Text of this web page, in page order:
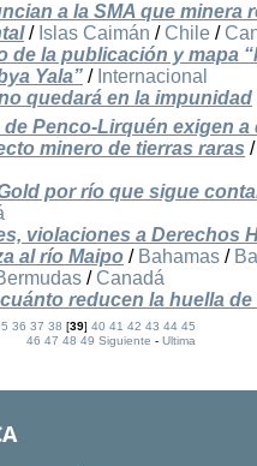
a la SMA que minera
/ Islas Caimán / Chile /
de la publicación y mapa
Yala” / Internacional
quedará en la impunidad
Penco-Lirquén exigen
minero de tierras raras
por río que sigue
violaciones a Derechos
al río Maipo / Bahamas /
/ Canadá
reducen la huella
36 37 38 [39]40 41 42 43 44 45
46 47 48 49 Siguiente -Ultima